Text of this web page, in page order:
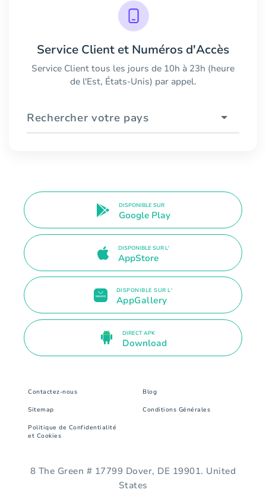
Service Client et Numéros d'Accès
Service Client tous les jours de 10h à 23h (heure
de l'Est, États-Unis) par appel.
Rechercher votre pays
DISPONIBLE SUR
Google Play
DISPONIBLE SUR L'
AppStore
DISPONIBLE SUR L'
AppGallery
DIRECT APK
Download
Contactez-nous Blog
Sitemap Conditions Générales
Politique de Confidentialité
et Cookies
8 The Green # 17799 Dover, DE 19901. United
States